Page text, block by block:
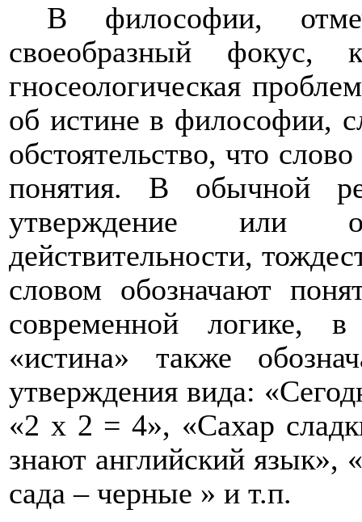
В философии,
своеобразный фокус,
гносеологическая
об истине в философии,
обстоятельство, что
понятия. В обычной
утверждение или
действительности,
словом обозначают
современной логике,
«истина» также
утверждения вида:
«2 х 2 = 4», «Сахар
знают английский язык»,
сада – черные » и т.п.